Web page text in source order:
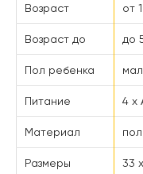
Возраст от
Возраст до до
Пол ребенка
Питание 4 х
Материал
Размеры 33